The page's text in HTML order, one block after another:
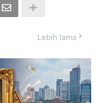
Lebih lama